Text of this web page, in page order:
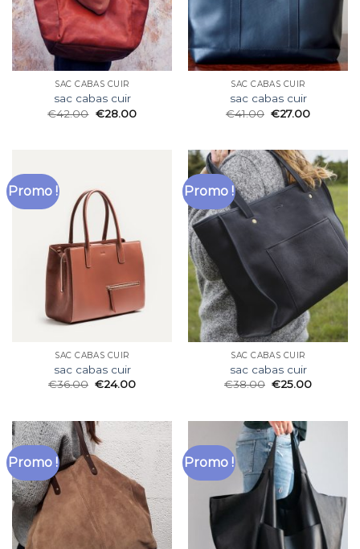
SAC CABAS CUIR
sac cabas cuir
€42.00 €28.00
SAC CABAS CUIR
sac cabas cuir
€41.00 €27.00
Promo !
SAC CABAS CUIR
sac cabas cuir
€36.00 €24.00
Promo !
SAC CABAS CUIR
sac cabas cuir
€38.00 €25.00
Promo ! Promo !